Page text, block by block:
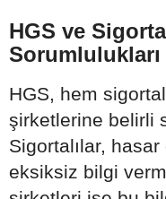
HGS ve
Sorumlulukları
HGS, hem
şirketlerine belirli
Sigortalılar,
eksiksiz bilgi